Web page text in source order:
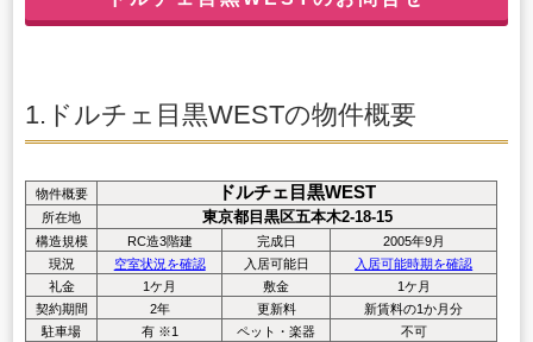
1.ドルチェ目黒WESTの物件概要
物件概要 ドルチェ目黒WEST
所在地 東京都目黒区五本木2-18-15
構造規模 RC造3階建 完成日
2005年9月
現況
空室状況を確認 入居可能日
入居可能時期を確認
礼金
1ケ月 敷金
1ケ月
契約期間
2年 更新料
新賃料の1か月分
駐車場
有 ※1 ペット・楽器
不可